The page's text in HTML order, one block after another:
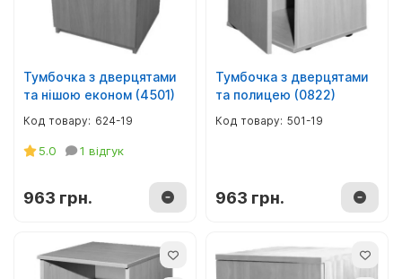
Тумбочка з дверцятами
та нішою економ (4501)
624-19
5.0 1 відгук
963 грн.
Тумбочка з дверцятами
та полицею (0822)
501-19
963 грн.